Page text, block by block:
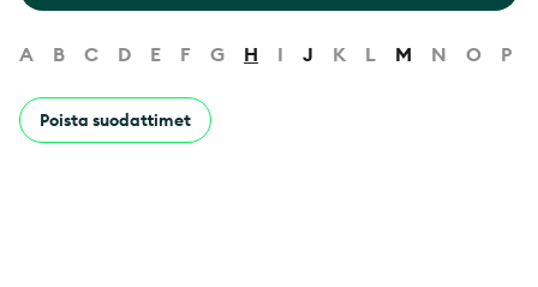
A B C D E F G H I J K L M N O P
Poista suodattimet